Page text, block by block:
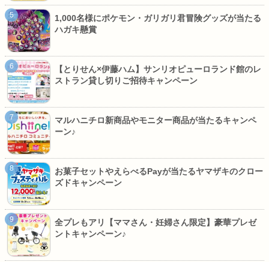
1,000名様にポケモン・ガリガリ君冒険グッズが当たる
ハガキ懸賞
【とりせん×伊藤ハム】サンリオピューロランド館のレ
ストラン貸し切りご招待キャンペーン
マルハニチロ新商品やモニター商品が当たるキャンペ
ーン♪
お菓子セットやえらべるPayが当たるヤマザキのクロー
ズドキャンペーン
全プレもアリ【ママさん・妊婦さん限定】豪華プレゼ
ントキャンペーン♪